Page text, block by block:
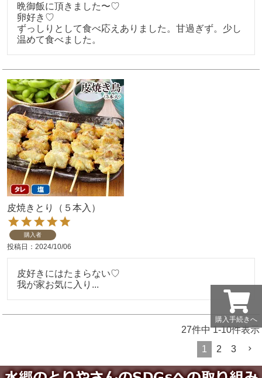
晩御飯に頂きました〜♡
卵好き♡
ずっしりとして食べ応えありました。甘過ぎず。少し
温めて食べました。
皮焼きとり（５本入）
購入者
投稿日 2024/10/06
皮好きにはたまらない♡
我が家お気に入り...
27件中 1-10件表示
1
2 3
購入手続きへ